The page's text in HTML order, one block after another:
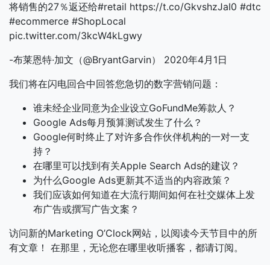
将销售的27％返还给#retail https://t.co/GkvshzJaI0 #dtc
#ecommerce #ShopLocal
pic.twitter.com/3kcW4kLgwy
-布莱恩特·加文（@BryantGarvin） 2020年4月1日
我们将在闪电回合中回答您急切的数字营销问题：
谁未经企业同意为企业设立GoFundMe筹款人？
Google Ads每月预算测试发生了什么？
Google何时终止了对许多合作伙伴机构的一对一支
持？
在哪里可以找到有关Apple Search Ads的建议？
为什么Google Ads更新其不适当的内容政策？
我们应该如何知道在大流行期间如何在社交媒体上发
布广告或撰写广告文案？
访问新的Marketing O’Clock网站，以阅读今天节目中的所
有文章！ 在那里，无论您在哪里收听播客，都请订阅。